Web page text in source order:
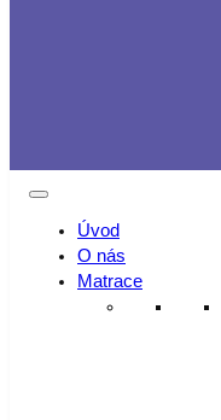
Úvod
O nás
Matrace